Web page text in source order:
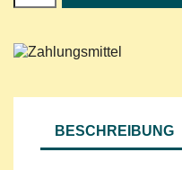
BESCHREIBUNG